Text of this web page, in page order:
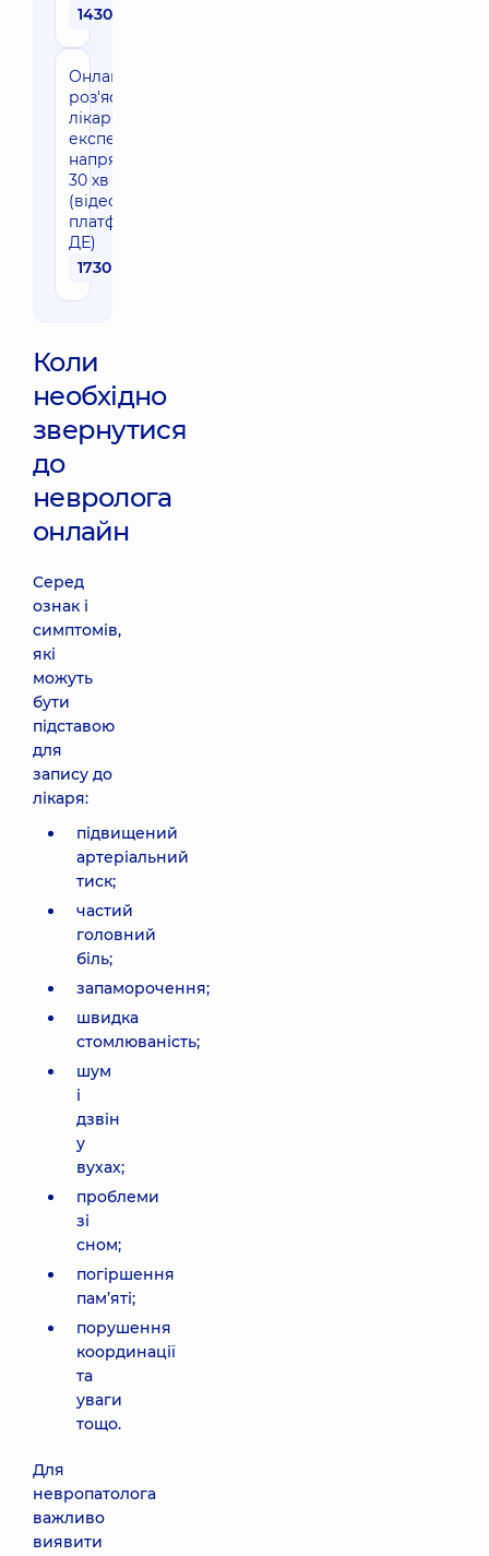
1430 грн
Онлайн-
роз'яснення
лікаря
експерта
напрямку
30 хв
(відео-
платформа
ДЕ)
1730 грн
Коли
необхідно
звернутися
до
невролога
онлайн
Серед
ознак і
симптомів,
які
можуть
бути
підставою
для
запису до
лікаря:
підвищений
артеріальний
тиск;
частий
головний
біль;
запаморочення;
швидка
стомлюваність;
шум
і
дзвін
у
вухах;
проблеми
зі
сном;
погіршення
пам’яті;
порушення
координації
та
уваги
тощо.
Для
невропатолога
важливо
виявити